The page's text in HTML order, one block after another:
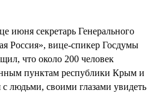
июня секретарь Генерального
Россия», вице-спикер Госдумы
что около 200 человек
пунктам республики Крым и
людьми, своими глазами увидеть